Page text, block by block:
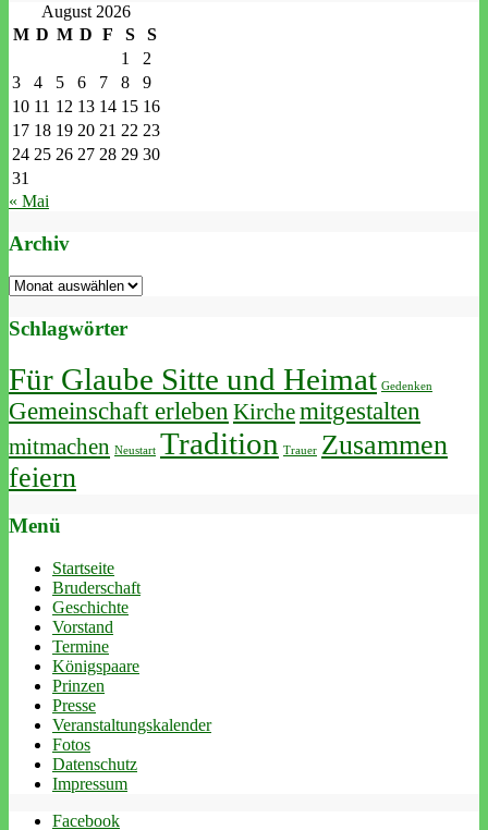
August 2026
M D M D F S
S
1
2
3
4 5 6 7 8
9
10 11 12 13 14 15 16
17 18 19 20 21 22 23
24 25 26 27 28 29 30
31
« Mai
Archiv
Archiv
Schlagwörter
Für Glaube Sitte und Heimat Gedenken
Gemeinschaft erleben Kirchemitgestalten
mitmachen Neustart Tradition Trauer Zusammen
feiern
Menü
Startseite
Bruderschaft
Geschichte
Vorstand
Termine
Königspaare
Prinzen
Presse
Veranstaltungskalender
Fotos
Datenschutz
Impressum
Facebook